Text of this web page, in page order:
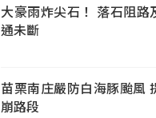
大豪雨炸尖石！ 落石阻路
通未斷
苗栗南庄嚴防白海豚颱風
崩路段